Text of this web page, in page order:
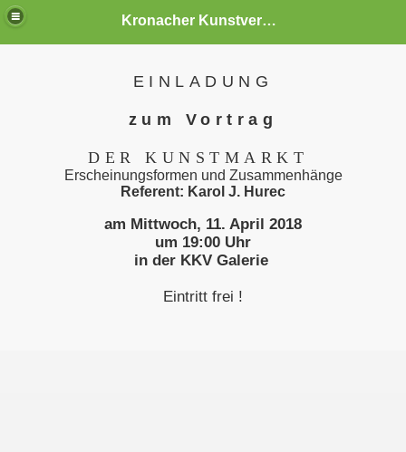
Kronacher Kunstverein e.V.
EINLADUNG
zum Vortrag
DER KUNSTMARKT
Erscheinungsformen und Zusammenhänge
Referent: Karol J. Hurec
am Mittwoch, 11. April 2018
um 19:00 Uhr
in der KKV Galerie
Eintritt frei !